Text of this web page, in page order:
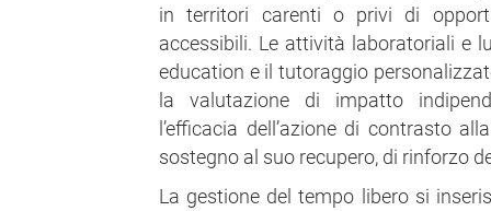
in territori carenti o privi di
accessibili. Le attività laboratoriali e
education e il tutoraggio
la valutazione di impatto
l’efficacia dell’azione di contrasto
sostegno al suo recupero, di rinforzo
La gestione del tempo libero si